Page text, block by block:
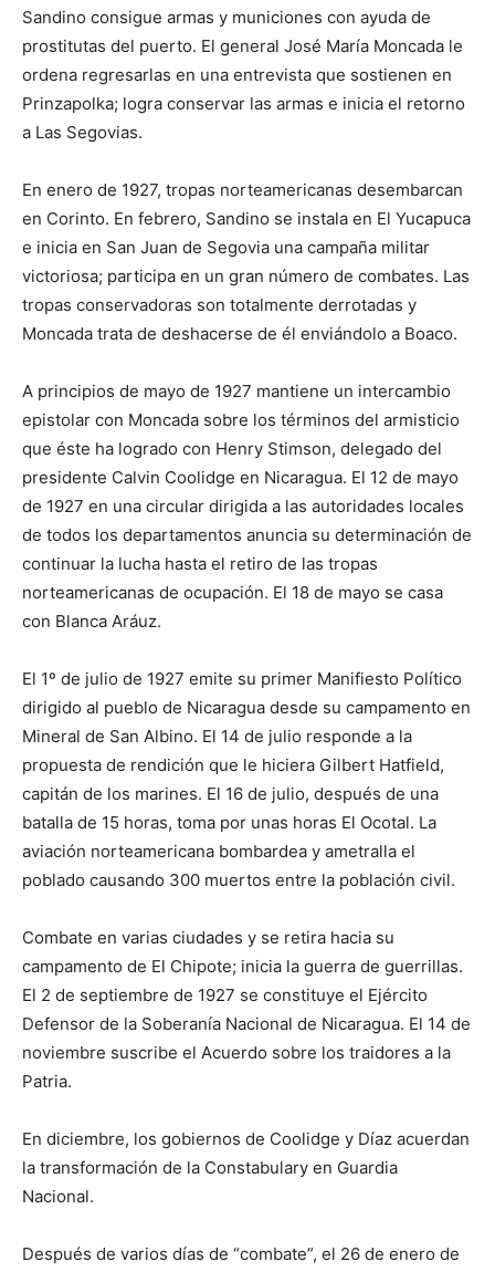
Sandino consigue armas y municiones con ayuda de
prostitutas del puerto. El general José María Moncada le
ordena regresarlas en una entrevista que sostienen en
Prinzapolka; logra conservar las armas e inicia el retorno
a Las Segovias.
En enero de 1927, tropas norteamericanas desembarcan
en Corinto. En febrero, Sandino se instala en El Yucapuca
e inicia en San Juan de Segovia una campaña militar
victoriosa; participa en un gran número de combates. Las
tropas conservadoras son totalmente derrotadas y
Moncada trata de deshacerse de él enviándolo a Boaco.
A principios de mayo de 1927 mantiene un intercambio
epistolar con Moncada sobre los términos del armisticio
que éste ha logrado con Henry Stimson, delegado del
presidente Calvin Coolidge en Nicaragua. El 12 de mayo
de 1927 en una circular dirigida a las autoridades locales
de todos los departamentos anuncia su determinación de
continuar la lucha hasta el retiro de las tropas
norteamericanas de ocupación. El 18 de mayo se casa
con Blanca Aráuz.
El 1º de julio de 1927 emite su primer Manifiesto Político
dirigido al pueblo de Nicaragua desde su campamento en
Mineral de San Albino. El 14 de julio responde a la
propuesta de rendición que le hiciera Gilbert Hatfield,
capitán de los marines. El 16 de julio, después de una
batalla de 15 horas, toma por unas horas El Ocotal. La
aviación norteamericana bombardea y ametralla el
poblado causando 300 muertos entre la población civil.
Combate en varias ciudades y se retira hacia su
campamento de El Chipote; inicia la guerra de guerrillas.
El 2 de septiembre de 1927 se constituye el Ejército
Defensor de la Soberanía Nacional de Nicaragua. El 14 de
noviembre suscribe el Acuerdo sobre los traidores a la
Patria.
En diciembre, los gobiernos de Coolidge y Díaz acuerdan
la transformación de la Constabulary en Guardia
Nacional.
Después de varios días de “combate”, el 26 de enero de